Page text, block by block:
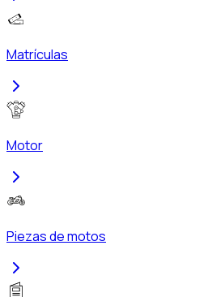
Matrículas
Motor
Piezas de motos